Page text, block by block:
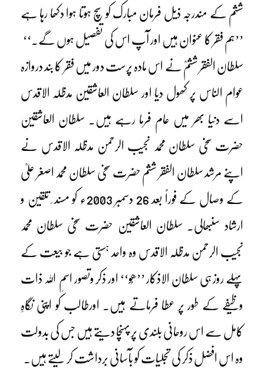
ششم کے مندرجہ ذیل فرمان مبارک کو سچ ہوتا ہوا دکھا رہا ہے
’’ہم فقر کا عنوان ہیں اور آپ اس کی تفصیل ہوں گے۔‘‘
سلطان الفقر ششمؒ نے اس مادہ پرست دور میں فقر کا بند دروازہ
عوام الناس پر کھول دیا اور سلطان العاشقین مدظلہ الاقدس
اسے دنیا بھر میں عام فرما رہے ہیں۔ سلطان العاشقین
حضرت سخی سلطان محمد نجیب الرحمن مدظلہ الاقدس نے
اپنے مرشد سلطان الفقر ششم حضرت سخی سلطان محمد اصغر علیؒ
کے وصال کے فوراً بعد 26 دسمبر 2003ء کو مسند ِ تلقین و
ارشاد سنبھالی۔ سلطان العاشقین حضرت سخی سلطان محمد
نجیب الرحمن مدظلہ الاقدس وہ واحد ہستی ہے جو بیعت کے
پہلے روز ہی سلطان الاذکار ’’ھُو‘‘ اور ذکر وتصور اسمِ اللہ ذات
وظیفے کے طور پر عطا فرماتے ہیں۔ اورطالب کو اپنی نگاہِ
کامل سے اس روحانی بلندی پر پہنچا دیتے ہیں جس کی بدولت
وہ اس افضل ذکر کی تجلیات کو بآسانی برداشت کر لیتے ہیں۔